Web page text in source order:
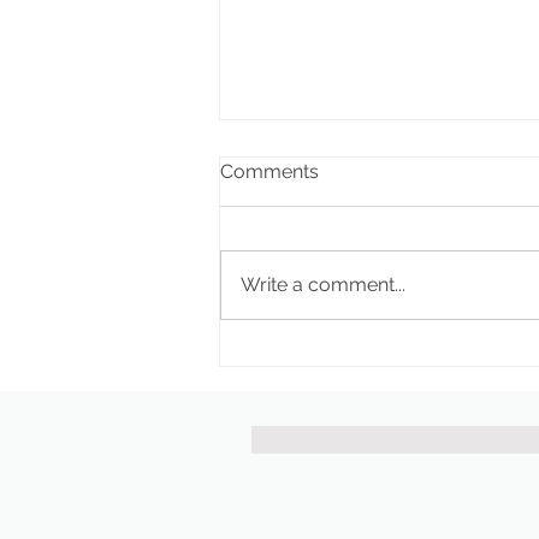
Pekano riešutų granola
Comments
Write a comment...